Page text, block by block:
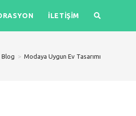
İLETIŞIM
Blog > Modaya Uygun Ev Tasarımı